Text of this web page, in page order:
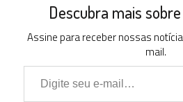
Descubra mais
Assine para receber nossas
mail.
Digite seu e-mail…